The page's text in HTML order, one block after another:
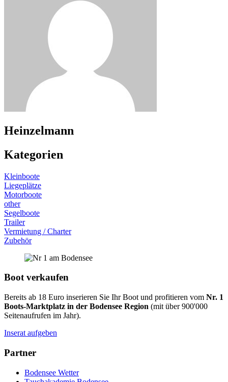
Heinzelmann
Kategorien
Kleinboote
Liegeplätze
Motorboote
other
Segelboote
Trailer
Vermietung / Charter
Zubehör
Boot verkaufen
Bereits ab 18 Euro inserieren Sie Ihr Boot und profitieren vom Nr. 1
Boots-Marktplatz in der Bodensee Region (mit über 900'000
Seitenaufrufen im Jahr).
Inserat aufgeben
Partner
Bodensee Wetter